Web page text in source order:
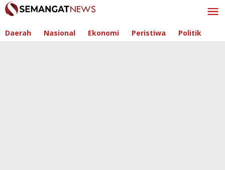
Skip
to
Daerah Nasional Ekonomi Peristiwa Politik